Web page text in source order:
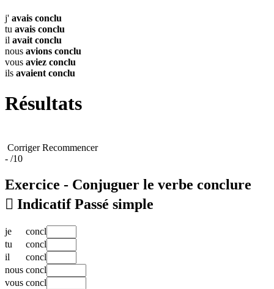
j' avais conclu
tu avais conclu
il avait conclu
nous avions conclu
vous aviez conclu
ils avaient conclu
Résultats
CorrigerRecommencer
- /10
Exercice - Conjuguer le verbe conclure
 Indicatif Passé simple
je
concl
tu
concl
il
concl
nous concl
vous concl